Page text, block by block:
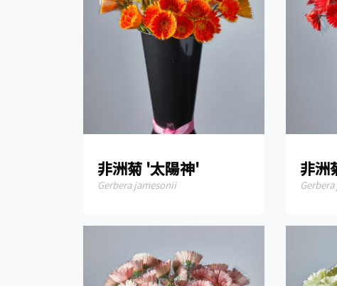
非洲菊 '太陽神'
Gerbera jamesonii
非洲